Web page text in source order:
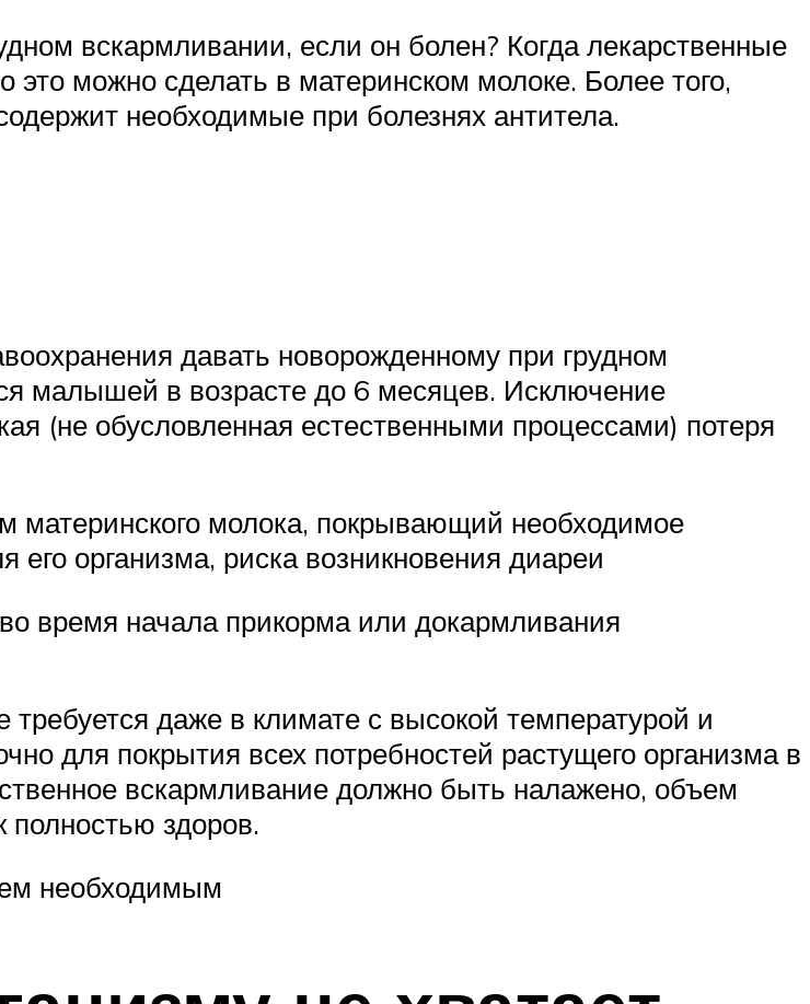
вскармливании, если он болен? Когда лекарственные
это можно сделать в материнском молоке. Более того,
необходимые при болезнях антитела.
давать новорожденному при грудном
малышей в возрасте до 6 месяцев. Исключение
(не обусловленная естественными процессами) потеря
материнского молока, покрывающий необходимое
его организма, риска возникновения диареи
время начала прикорма или докармливания
даже в климате с высокой температурой и
для покрытия всех потребностей растущего организма в
вскармливание должно быть налажено, объем
здоров.
необходимым